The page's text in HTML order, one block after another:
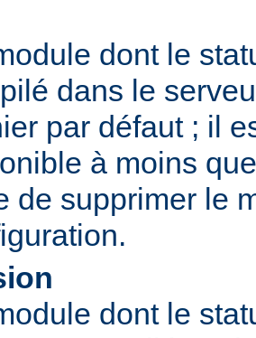
dont le
dans le
par défaut ; il
à moins
de supprimer le
dont le